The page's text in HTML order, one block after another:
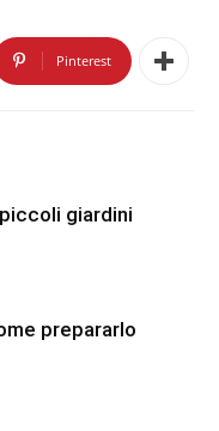
Pinterest
giardini
prepararlo